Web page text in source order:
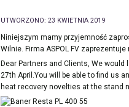
UTWORZONO: 23 KWIETNIA 2019
Niniejszym mamy przyjemność
Wilnie. Firma ASPOL FV
Dear Partners and Clients, We
27th April.You will be able to find us
heat recovery novelties at the stand